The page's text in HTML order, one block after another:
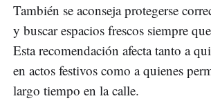
También se aconseja protegerse
y buscar espacios frescos siempre
Esta recomendación afecta tanto a
en actos festivos como a quienes
largo tiempo en la calle.